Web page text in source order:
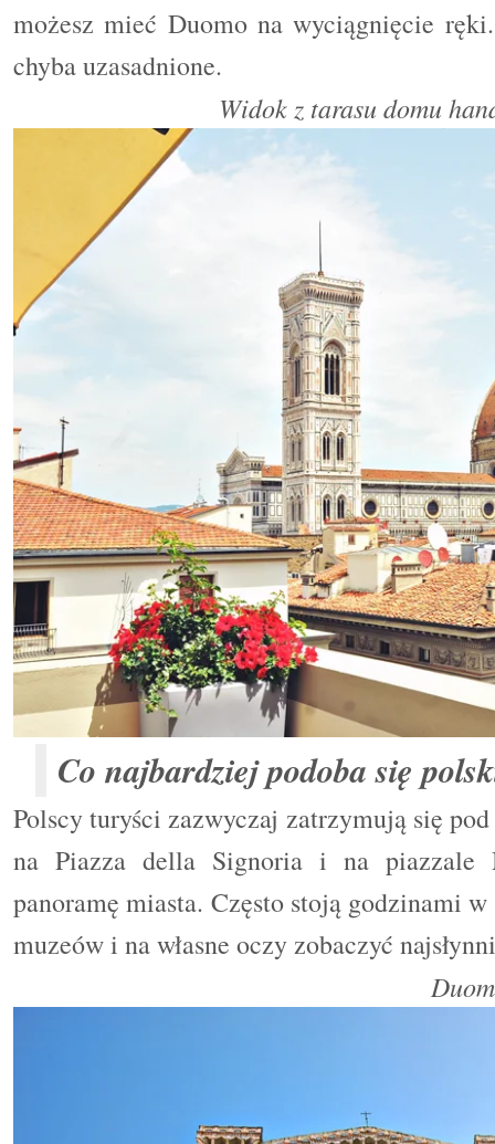
możesz mieć Duomo na wyciągnięcie
chyba uzasadnione.
Widok z tarasu domu
Co najbardziej podoba się
Polscy turyści zazwyczaj zatrzymują się
na Piazza della Signoria i na piazzale
panoramę miasta. Często stoją godzinami
muzeów i na własne oczy zobaczyć